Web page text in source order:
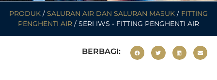
PRODUK / SALURAN AIR DAN SALURAN MASUK / FITTING
PENGHENTI AIR / SERI IWS - FITTING PENGHENTI AIR
BERBAGI: